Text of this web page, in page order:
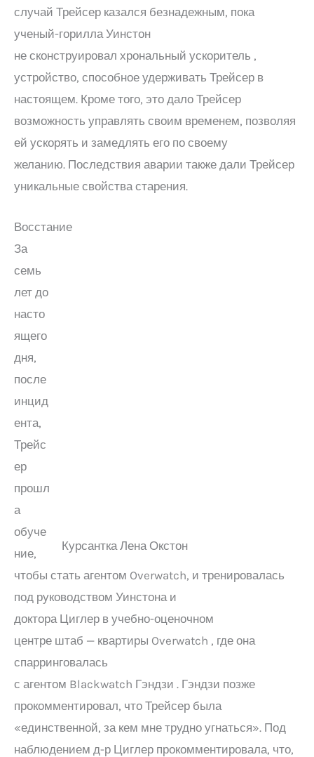
случай Трейсер казался безнадежным, пока
ученый-горилла Уинстон
не сконструировал хрональный ускоритель ,
устройство, способное удерживать Трейсер в
настоящем. Кроме того, это дало Трейсер
возможность управлять своим временем, позволяя
ей ускорять и замедлять его по своему
желанию. Последствия аварии также дали Трейсер
уникальные свойства старения.
Восстание
Курсантка Лена Окстон
За
семь
лет до
насто
ящего
дня,
после
инцид
ента,
Трейс
ер
прошл
а
обуче
ние,
чтобы стать агентом Overwatch, и тренировалась
под руководством Уинстона и
доктора Циглер в учебно-оценочном
центре штаб — квартиры Overwatch , где она
спарринговалась
с агентом Blackwatch Гэндзи . Гэндзи позже
прокомментировал, что Трейсер была
«единственной, за кем мне трудно угнаться». Под
наблюдением д-р Циглер прокомментировала, что,